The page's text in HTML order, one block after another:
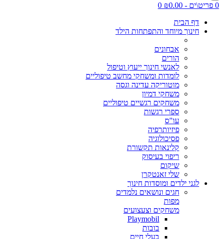
0 פריט\ים - ₪0.00
0
דף הבית
חינוך מיוחד והתפתחות הילד
אבחונים
הורים
לאנשי חינוך ייעוץ וטיפול
לומדות ומשחקי מחשב טיפוליים
מוטוריקה עדינה וגסה
משחקי דמיון
משחקים רגשיים טיפוליים
ספרי רגשות
עו"ס
פיזיותרפיה
פסיכולוגיה
קלינאות תקשורת
ריפוי בעיסוק
שיקום
שלי זאנטקרן
לגני ילדים ומוסדות חינוך
חגים ונושאים נלמדים
מפות
משחקים וצעצועים
Playmobil
בובות
בעלי חיים